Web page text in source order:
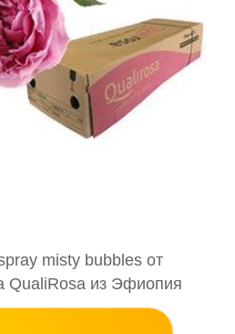
misty bubbles от
QualiRosa из Эфиопия